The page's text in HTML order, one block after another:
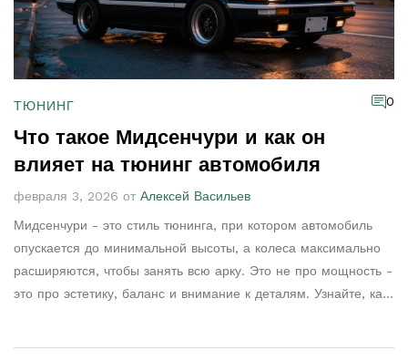
ТЮНИНГ 0
Что такое Мидсенчури и как он
влияет на тюнинг автомобиля
февраля 3, 2026 от Алексей Васильев
Мидсенчури - это стиль тюнинга, при котором автомобиль
опускается до минимальной высоты, а колеса максимально
расширяются, чтобы занять всю арку. Это не про мощность -
это про эстетику, баланс и внимание к деталям. Узнайте, как